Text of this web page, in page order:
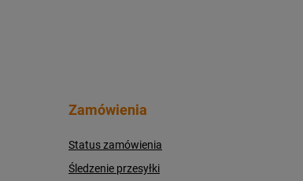
Zamówienia
Status zamówienia
Śledzenie przesyłki